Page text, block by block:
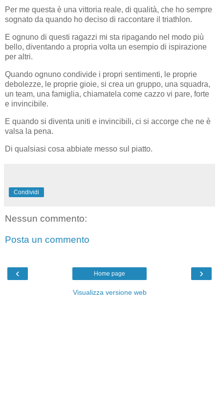
Per me questa è una vittoria reale, di qualità, che ho sempre
sognato da quando ho deciso di raccontare il triathlon.
E ognuno di questi ragazzi mi sta ripagando nel modo più
bello, diventando a propria volta un esempio di ispirazione
per altri.
Quando ognuno condivide i propri sentimenti, le proprie
debolezze, le proprie gioie, si crea un gruppo, una squadra,
un team, una famiglia, chiamatela come cazzo vi pare, forte
e invincibile.
E quando si diventa uniti e invincibili, ci si accorge che ne è
valsa la pena.
Di qualsiasi cosa abbiate messo sul piatto.
Condividi
Nessun commento:
Posta un commento
‹ ›
Home page
Visualizza versione web